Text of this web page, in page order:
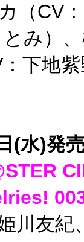
（CV
とみ）
下地
(水)発
川友紀